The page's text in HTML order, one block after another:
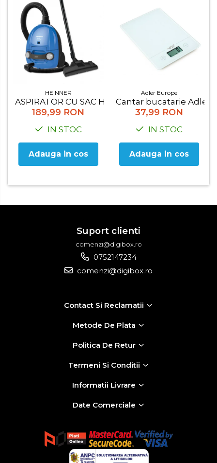
HEINNER
ASPIRATOR CU SAC HEINNER HVC-M700BL
189,99 RON
IN STOC
Adauga in cos
Adler Europe
Cantar bucatarie Adler,
37,99 RON
IN STOC
Adauga in cos
Suport clienti
comenzi@digibox.ro
0752147234
comenzi@digibox.ro
Contact Si Reclamatii
Metode De Plata
Politica De Retur
Termeni Si Conditii
Informatii Livrare
Date Comerciale